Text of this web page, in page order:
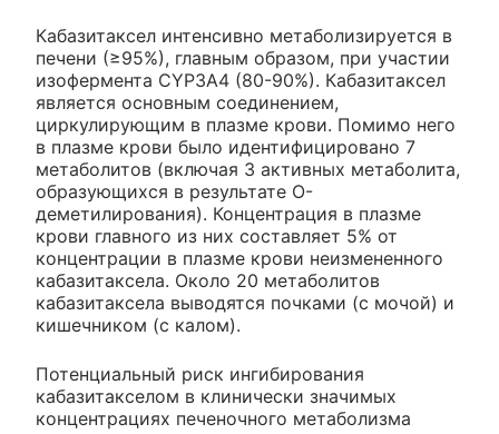
Кабазитаксел интенсивно метаболизируется в
печени (≥95%), главным образом, при участии
изофермента CYP3A4 (80-90%). Кабазитаксел
является основным соединением,
циркулирующим в плазме крови. Помимо него
в плазме крови было идентифицировано 7
метаболитов (включая 3 активных метаболита,
образующихся в результате O-
деметилирования). Концентрация в плазме
крови главного из них составляет 5% от
концентрации в плазме крови неизмененного
кабазитаксела. Около 20 метаболитов
кабазитаксела выводятся почками (с мочой) и
кишечником (с калом).
Потенциальный риск ингибирования
кабазитакселом в клинически значимых
концентрациях печеночного метаболизма